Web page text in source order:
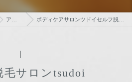
アクセス ボディケアサロンツドイセルフ脱毛とタイ古式のお店
毛サロンtsudoi